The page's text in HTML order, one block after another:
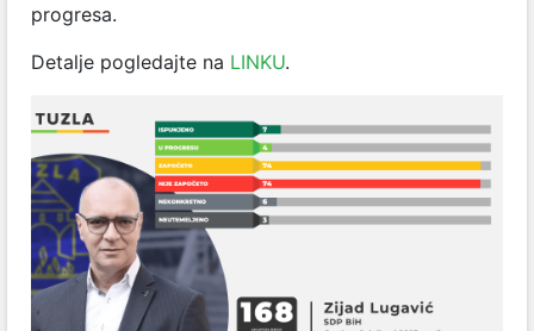
progresa.
Detalje pogledajte na LINKU.